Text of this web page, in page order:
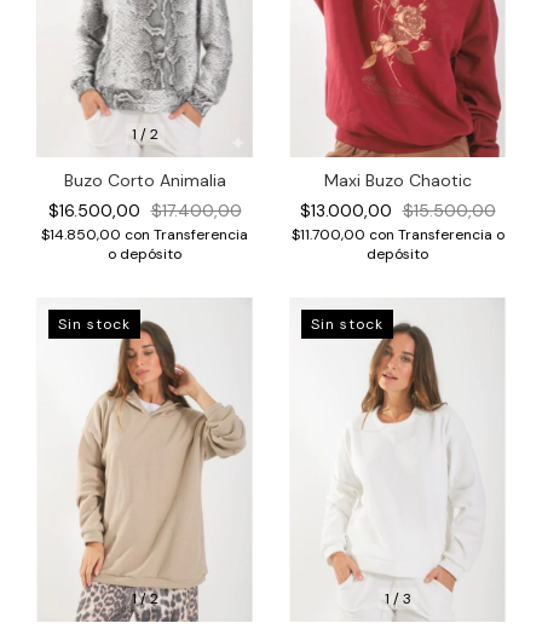
1 /2
Buzo Corto Animalia
$16.500,00 $17.400,00
$14.850,00 con Transferencia
o depósito
Maxi Buzo Chaotic
$13.000,00 $15.500,00
$11.700,00 con Transferencia o
depósito
1/2
Sin stock
1 /3
Sin stock